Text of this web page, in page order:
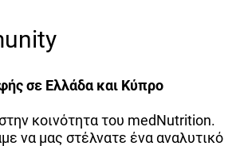
σε Ελλάδα και Κύπρο
κοινότητα του medNutrition.
να μας στέλνατε ένα αναλυτικό